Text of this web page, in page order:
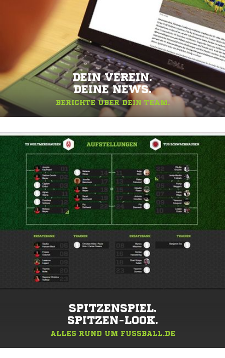
DEIN VEREIN.
DEINE NEWS.
BERICHTE ÜBER DEIN TEAM.
SPITZENSPIEL.
SPITZEN-LOOK.
ALLES RUND UM FUSSBALL.DE